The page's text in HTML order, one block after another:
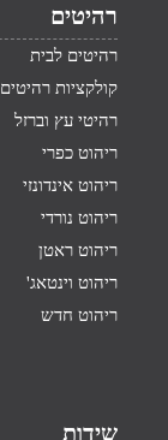
רהיטים
רהיטים לבית
קולקציות רהיטים
רהיטי עץ וברזל
ריהוט כפרי
ריהוט אינדונזי
ריהוט נורדי
ריהוט ראטן
ריהוט וינטאג'
ריהוט חדש
שידות